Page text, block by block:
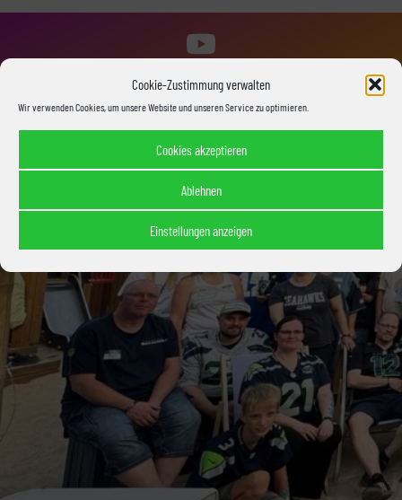
Cookie-Zustimmung verwalten
Wir verwenden Cookies, um unsere Website und unseren Service zu optimieren.
Cookies akzeptieren
Ablehnen
Einstellungen anzeigen